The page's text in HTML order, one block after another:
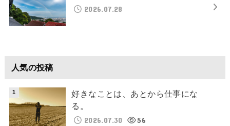
2026.07.28
人気の投稿
好きなことは、あとから仕事にな
る。
2026.07.30
56